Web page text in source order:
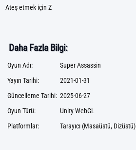
Ateş etmek için Z
Daha Fazla Bilgi:
Oyun Adı:
Super Assassin
Yayın Tarihi:
2021-01-31
Güncelleme Tarihi: 2025-06-27
Oyun Türü:
Unity WebGL
Platformlar:
Tarayıcı (Masaüstü, Dizüstü)